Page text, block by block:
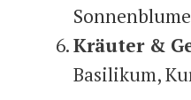
Kräuter &
Basilikum,